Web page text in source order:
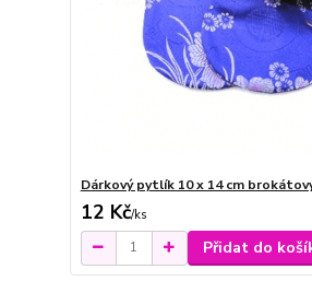
Dárkový pytlík 10 x 14 cm
12 Kč/ks
Přidat do